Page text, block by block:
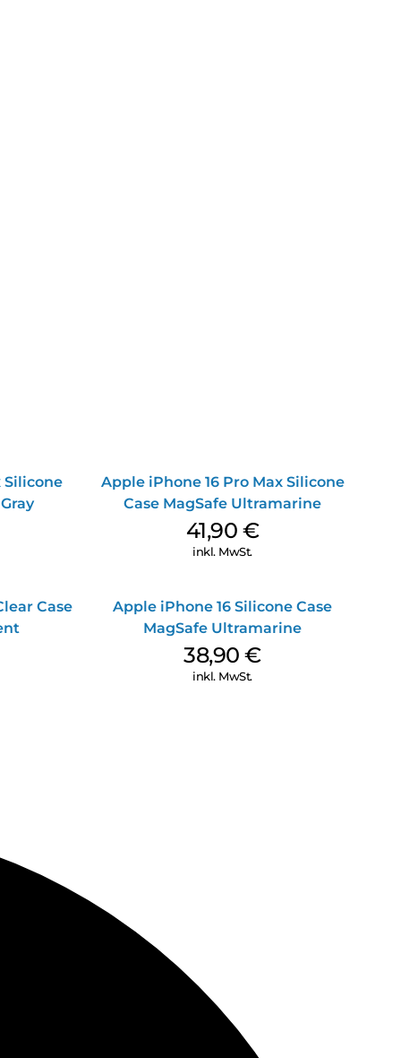
Silicone
Apple iPhone 16 Pro Max Silicone
Case MagSafe Ultramarine
41,90 €
inkl. MwSt.
Case
Apple iPhone 16 Silicone Case
MagSafe Ultramarine
38,90€
inkl. MwSt.